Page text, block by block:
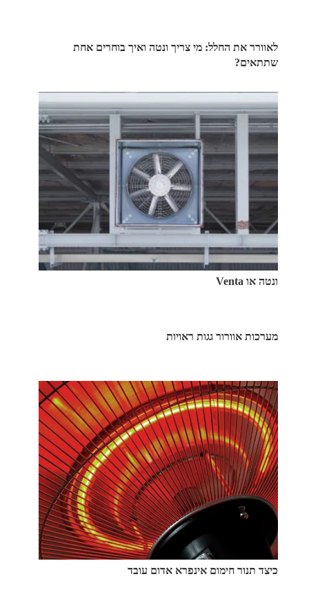
לאוורר את החלל: מי צריך ונטה ואיך בוחרים אחת
שתתאים?
ונטה או Venta
מערכות אוורור גגות ראויות
כיצד תנור חימום אינפרא אדום עובד